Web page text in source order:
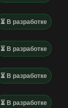
⏳ В разработке
⏳ В разработке
⏳ В разработке
⏳ В разработке